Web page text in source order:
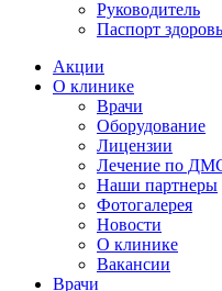
Руководитель
Паспорт
Акции
О клинике
Врачи
Оборудование
Лицензии
Лечение по
Наши партнеры
Фотогалерея
Новости
О клинике
Вакансии
Врачи